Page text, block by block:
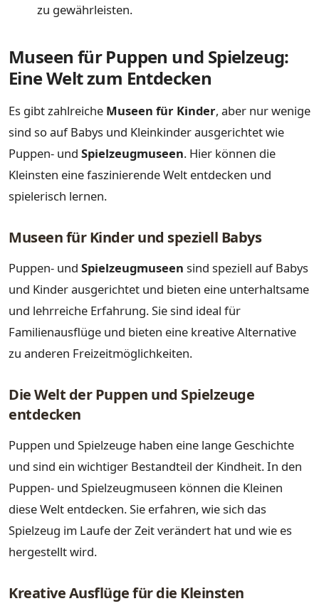
zu gewährleisten.
Museen für Puppen und Spielzeug:
Eine Welt zum Entdecken
Es gibt zahlreiche Museen für Kinder, aber nur wenige
sind so auf Babys und Kleinkinder ausgerichtet wie
Puppen- und Spielzeugmuseen. Hier können die
Kleinsten eine faszinierende Welt entdecken und
spielerisch lernen.
Museen für Kinder und speziell Babys
Puppen- und Spielzeugmuseen sind speziell auf Babys
und Kinder ausgerichtet und bieten eine unterhaltsame
und lehrreiche Erfahrung. Sie sind ideal für
Familienausflüge und bieten eine kreative Alternative
zu anderen Freizeitmöglichkeiten.
Die Welt der Puppen und Spielzeuge
entdecken
Puppen und Spielzeuge haben eine lange Geschichte
und sind ein wichtiger Bestandteil der Kindheit. In den
Puppen- und Spielzeugmuseen können die Kleinen
diese Welt entdecken. Sie erfahren, wie sich das
Spielzeug im Laufe der Zeit verändert hat und wie es
hergestellt wird.
Kreative Ausflüge für die Kleinsten